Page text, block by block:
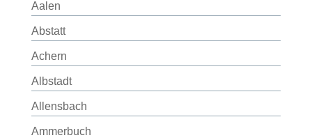
Aalen
Abstatt
Achern
Albstadt
Allensbach
Ammerbuch